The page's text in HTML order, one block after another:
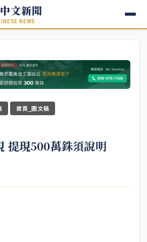
文新聞
NEWS
首頁_圖文稿
提現500萬銖須說明